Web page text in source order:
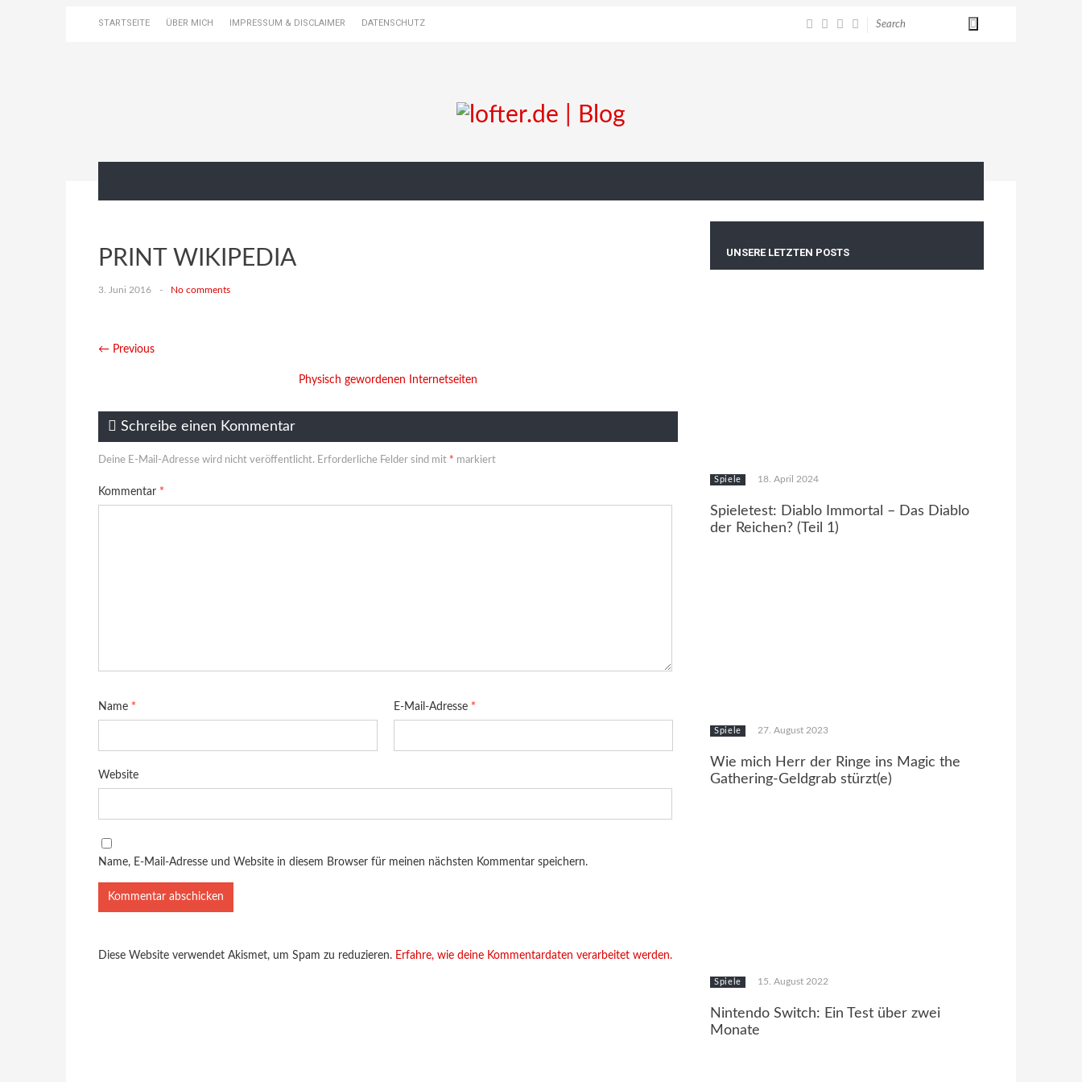
STARTSEITE ÜBER MICH IMPRESSUM & DISCLAIMER DATENSCHUTZ
PRINT WIKIPEDIA
3. Juni 2016 - No comments
← Previous
Physisch gewordenen Internetseiten
Schreibe einen Kommentar
Deine E-Mail-Adresse wird nicht veröffentlicht. Erforderliche Felder sind mit * markiert
Kommentar *
Name * E-Mail-Adresse *
Website
Name, E-Mail-Adresse und Website in diesem Browser für meinen nächsten Kommentar speichern.
Diese Website verwendet Akismet, um Spam zu reduzieren. Erfahre, wie deine Kommentardaten verarbeitet werden.
UNSERE LETZTEN POSTS
Spiele 18. April 2024
Spieletest: Diablo Immortal – Das Diablo
der Reichen? (Teil 1)
Spiele 27. August 2023
Wie mich Herr der Ringe ins Magic the
Gathering-Geldgrab stürzt(e)
Spiele 15. August 2022
Nintendo Switch: Ein Test über zwei
Monate